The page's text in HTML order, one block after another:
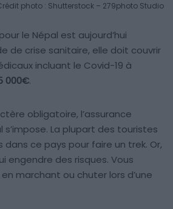
photo : Shutterstock – 279photo Studio
le Népal est aujourd’hui
de crise sanitaire, elle doit couvrir
incluant le Covid-19 à
000€.
obligatoire, l’assurance
s’impose. La plupart des touristes
ce pays pour faire un trek. Or,
engendre des risques. Vous
marchant ou chuter lors d’une